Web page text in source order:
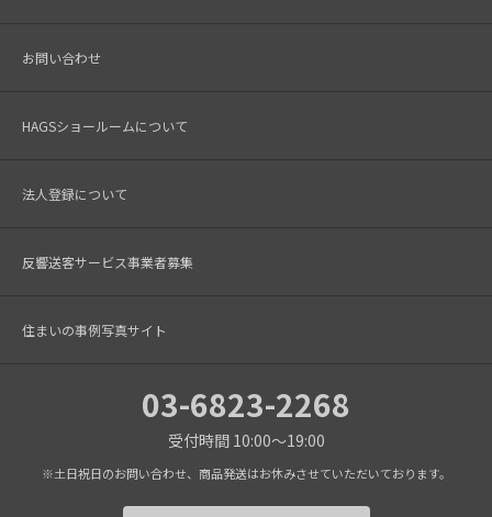
お問い合わせ
HAGSショールームについて
法人登録について
反響送客サービス事業者募集
住まいの事例写真サイト
03-6823-2268
受付時間 10:00～19:00
※土日祝日のお問い合わせ、商品発送はお休みさせていただいております。